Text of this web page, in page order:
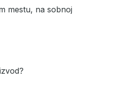
mestu, na sobnoj